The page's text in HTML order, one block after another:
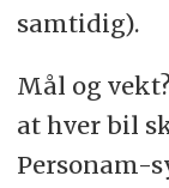
samtidig).
Mål og
at hver bil
Personam-